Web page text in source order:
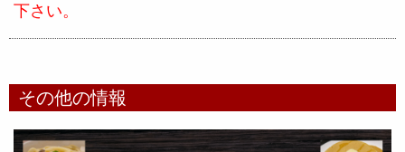
下さい。
その他の情報